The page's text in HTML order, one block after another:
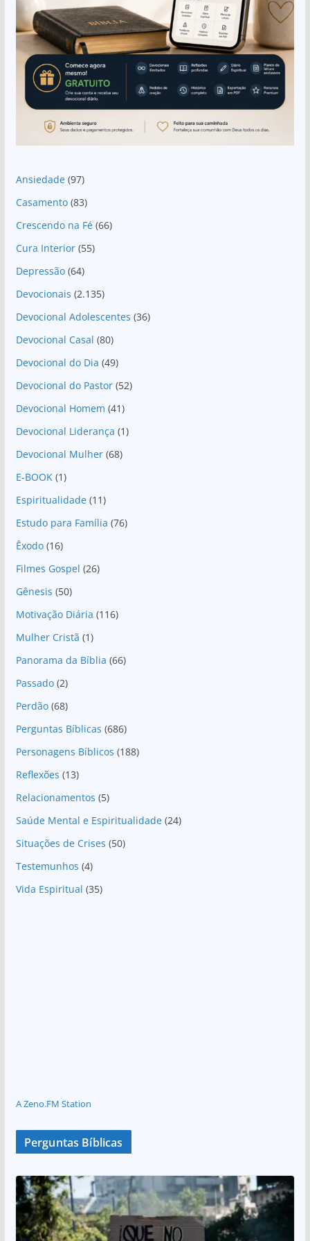
Ansiedade(97)
Casamento(83)
Crescendo na Fé(66)
Cura Interior(55)
Depressão(64)
Devocionais (2.135)
Devocional Adolescentes (36)
Devocional Casal (80)
Devocional do Dia (49)
Devocional do Pastor(52)
Devocional Homem (41)
Devocional Liderança (1)
Devocional Mulher(68)
E-BOOK(1)
Espiritualidade(11)
Estudo para Família (76)
Êxodo(16)
Filmes Gospel (26)
Gênesis (50)
Motivação Diária (116)
Mulher Cristã (1)
Panorama da Bíblia (66)
Passado(2)
Perdão(68)
Perguntas Bíblicas (686)
Personagens Bíblicos (188)
Reflexões (13)
Relacionamentos (5)
Saúde Mental e Espiritualidade(24)
Situações de Crises (50)
Testemunhos (4)
Vida Espiritual (35)
A Zeno.FM Station
Perguntas Bíblicas